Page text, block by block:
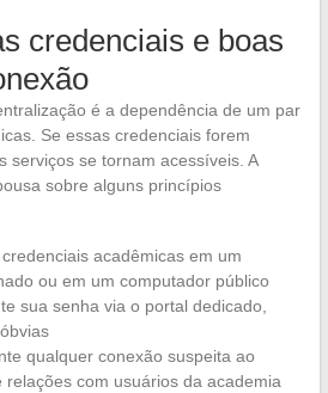
credenciais e boas
é a dependência de um par
Se essas credenciais forem
serviços se tornam acessíveis. A
sobre alguns princípios
acadêmicas em um
ou em um computador público
sua senha via o portal dedicado,
qualquer conexão suspeita ao
com usuários da academia